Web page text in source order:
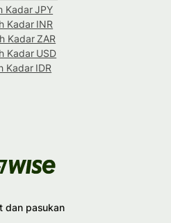
Kadar JPY
Kadar INR
Kadar ZAR
Kadar USD
Kadar IDR
dan pasukan